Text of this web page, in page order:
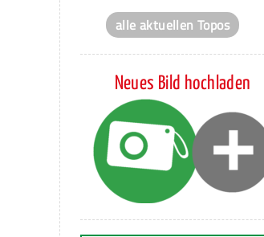
alle aktuellen Topos
Neues Bild hochladen